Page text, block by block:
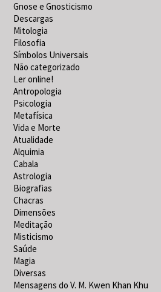
Gnose e Gnosticismo
Descargas
Mitologia
Filosofia
Símbolos Universais
Não categorizado
Ler online!
Antropologia
Psicologia
Metafísica
Vida e Morte
Atualidade
Alquimia
Cabala
Astrologia
Biografias
Chacras
Dimensões
Meditação
Misticismo
Saúde
Magia
Diversas
Mensagens do V. M. Kwen Khan Khu